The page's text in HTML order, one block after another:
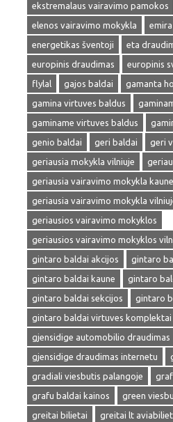
ekstremalaus vairavimo pamokos
elenos vairavimo mokykla
energetikas šventoji
eta
europinis draudimas
europinis
flylal
gajos baldai
gamanta
gamina virtuves baldus
gaminame virtuves baldus
genio baldai
geri baldai
geri
geriausia mokykla vilniuje
geriausia vairavimo mokykla kaune
geriausia vairavimo mokykla
geriausios vairavimo mokyklos
geriausios vairavimo mokyklos
gintaro baldai akcijos
gintaro
gintaro baldai kaune
gintaro
gintaro baldai sekcijos
gintaro
gintaro baldai virtuves komplektai
gjensidige automobilio draudimas
gjensidige draudimas internetu
gradiali viesbutis palangoje
grafu baldai kainos
green
greitai bilietai
greitai lt